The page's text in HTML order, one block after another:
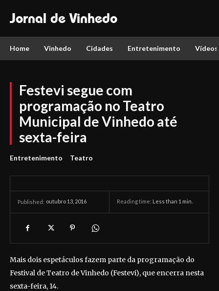
Jornal de Vinhedo
Home Vinhedo Cidades Entretenimento Vídeos
Festevi segue com
programação no Teatro
Municipal de Vinhedo até
sexta-feira
Entretenimento Teatro
Published: outubro 13, 2016 Reading time: Less than 1 min.
Mais dois espetáculos fazem parte da programação do
Festival de Teatro de Vinhedo (Festevi), que encerra nesta
sexta-feira, 14.